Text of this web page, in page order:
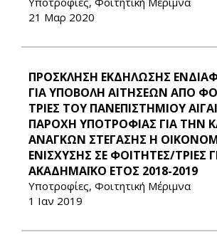
21 Μαρ 2020
ΠΡΟΣΚΛΗΣΗ ΕΚΔΗΛΩΣΗΣ
ΓΙΑ ΥΠΟΒΟΛΗ ΑΙΤΗΣΕΩΝ ΑΠΟ
ΤΡΙΕΣ ΤΟΥ ΠΑΝΕΠΙΣΤΗΜΙΟΥ
ΠΑΡΟΧΗ ΥΠΟΤΡΟΦΙΑΣ ΓΙΑ ΤΗΝ
ΑΝΑΓΚΩΝ ΣΤΕΓΑΣΗΣ Η
ΕΝΙΣΧΥΣΗΣ ΣΕ ΦΟΙΤΗΤΕΣ/ΤΡΙΕΣ
ΑΚΑΔΗΜΑΪΚΟ ΕΤΟΣ 2018-2019
Υποτροφίες, Φοιτητική Μέριμνα
1 Ιαν 2019